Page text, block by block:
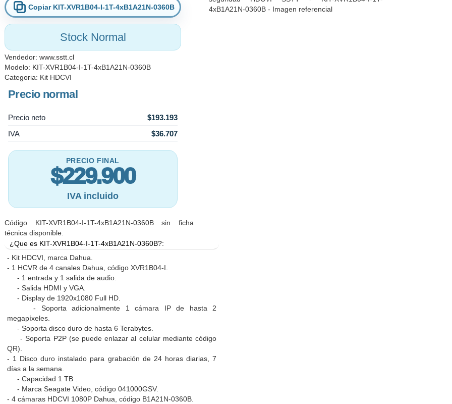
Copiar KIT-XVR1B04-I-1T-4xB1A21N-0360B
Stock Normal
Vendedor: www.sstt.cl
Modelo: KIT-XVR1B04-I-1T-4xB1A21N-0360B
Categoria: Kit HDCVI
Precio normal
Precio neto
$193.193
IVA
$36.707
PRECIO FINAL
$229.900
IVA incluido
Código KIT-XVR1B04-I-1T-4xB1A21N-0360B sin ficha
técnica disponible.
¿Que es KIT-XVR1B04-I-1T-4xB1A21N-0360B?:
- Kit HDCVI, marca Dahua.
- 1 HCVR de 4 canales Dahua, código XVR1B04-I.
- 1 entrada y 1 salida de audio.
- Salida HDMI y VGA.
- Display de 1920x1080 Full HD.
- Soporta adicionalmente 1 cámara IP de hasta 2
megapíxeles.
- Soporta disco duro de hasta 6 Terabytes.
- Soporta P2P (se puede enlazar al celular mediante código
QR).
- 1 Disco duro instalado para grabación de 24 horas diarias, 7
días a la semana.
- Capacidad 1 TB .
- Marca Seagate Video, código 041000GSV.
- 4 cámaras HDCVI 1080P Dahua, código B1A21N-0360B.